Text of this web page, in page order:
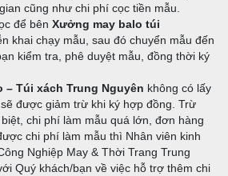
cũng như chi phí cọc tiền mẫu.
để bên Xưởng may balo túi
khai chạy mẫu, sau đó chuyển mẫu đến
kiểm tra, phê duyệt mẫu, đồng thời ký
– Túi xách Trung Nguyên không có lấy
được giảm trừ khi ký hợp đồng. Trừ
chi phí làm mẫu quá lớn, đơn hàng
chi phí làm mẫu thì Nhân viên kinh
Nghiệp May & Thời Trang Trung
Quý khách/bạn về việc hỗ trợ thêm chi